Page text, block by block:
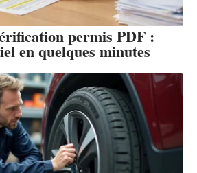
permis PDF :
en quelques minutes